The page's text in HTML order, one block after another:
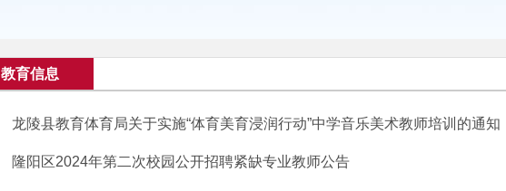
教育信息
龙陵县教育体育局关于实施“体育美育浸润行动”中学音乐美术教师培训的通知
隆阳区2024年第二次校园公开招聘紧缺专业教师公告